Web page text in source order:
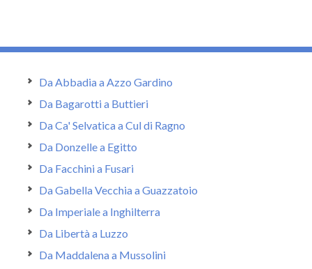
Da Abbadia a Azzo Gardino
Da Bagarotti a Buttieri
Da Ca' Selvatica a Cul di Ragno
Da Donzelle a Egitto
Da Facchini a Fusari
Da Gabella Vecchia a Guazzatoio
Da Imperiale a Inghilterra
Da Libertà a Luzzo
Da Maddalena a Mussolini